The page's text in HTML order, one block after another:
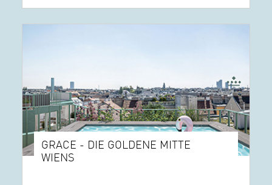
GRACE - DIE GOLDENE MITTE
WIENS